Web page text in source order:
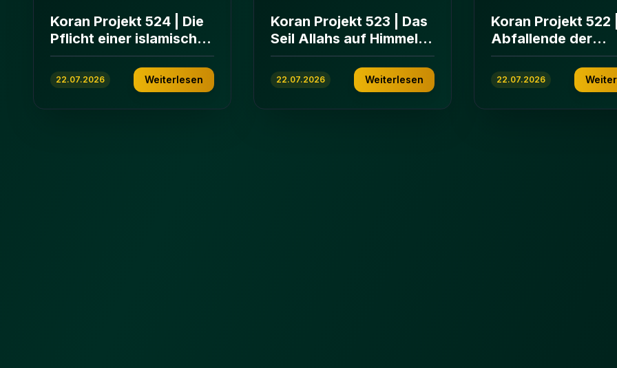
Koran Projekt 524 | Die
Pflicht einer islamischen
Gemeinschaft | Sure Āl
ʿImrān 103-112
22.07.2026 Weiterlesen
Koran Projekt 523 | Das
Seil Allahs auf Himmeln
und Erden | Sure Āl
ʿImrān 103-112
22.07.2026 Weiterlesen
Koran Projekt 522 |
Abfallende der
islamischen
Gemeinschaft |
ʿImrān 86-102
22.07.2026